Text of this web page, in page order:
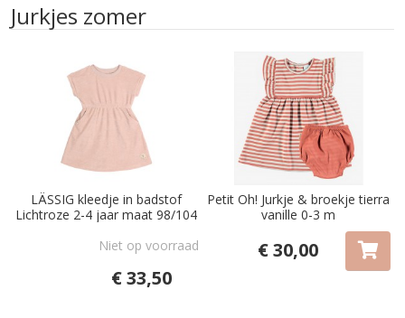
Jurkjes zomer
LÄSSIG kleedje in badstof
Lichtroze 2-4 jaar maat 98/104
Niet op voorraad
€ 33,50
Petit Oh! Jurkje & broekje tierra
vanille 0-3 m
€ 30,00